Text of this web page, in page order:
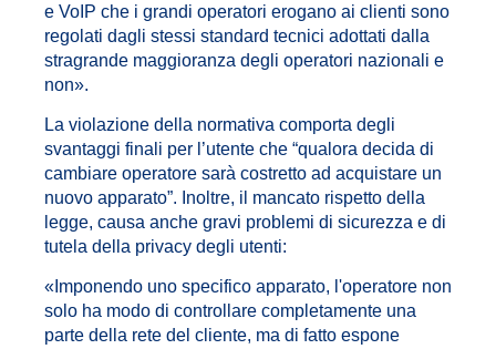
e VoIP che i grandi operatori erogano ai clienti sono
regolati dagli stessi standard tecnici adottati dalla
stragrande maggioranza degli operatori nazionali e
non».
La violazione della normativa comporta degli
svantaggi finali per l’utente che “qualora decida di
cambiare operatore sarà costretto ad acquistare un
nuovo apparato”. Inoltre, il mancato rispetto della
legge, causa anche gravi problemi di sicurezza e di
tutela della privacy degli utenti:
«Imponendo uno specifico apparato, l'operatore non
solo ha modo di controllare completamente una
parte della rete del cliente, ma di fatto espone